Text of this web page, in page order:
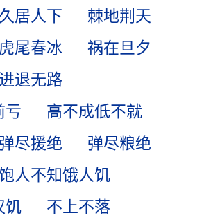
久居人下
棘地荆天
虎尾春冰
祸在旦夕
进退无路
亏
高不成低不就
弹尽援绝
弹尽粮绝
人不知饿人饥
饥
不上不落